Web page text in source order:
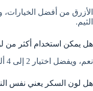
الأزرق من أفضل
الثيم.
هل يمكن استخدام أكثر من
نعم، ويفضل اختيار 2 إلى 4 ألوان حسب حجم المناسبة وثيم الديكور.
هل لون السكر يعني نفس